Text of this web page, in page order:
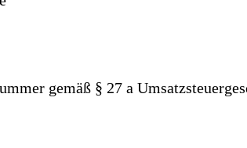
gemäß § 27 a